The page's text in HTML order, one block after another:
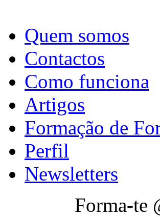
Quem somos
Contactos
Como funciona
Artigos
Formação de
Perfil
Newsletters
Forma-te